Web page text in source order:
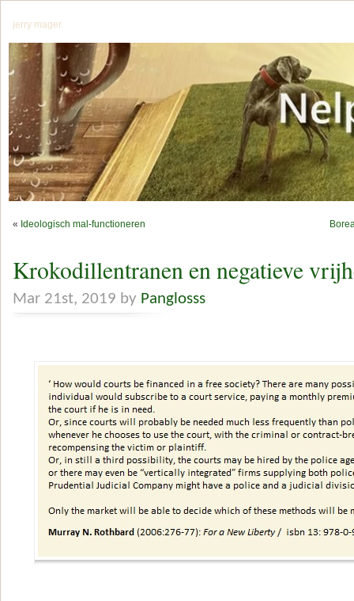
jerry mager
« Ideologisch mal-functioneren
Krokodillentranen en negatieve
Mar 21st, 2019 by Panglosss